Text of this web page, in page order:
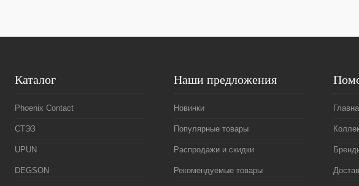
Каталог
Phoenix Contact
СТЭЗ
UPUN
DEGSON
Наши предложения
Новинки
Популярные товары
Распродажи и скидки
Рекомендуемые товары